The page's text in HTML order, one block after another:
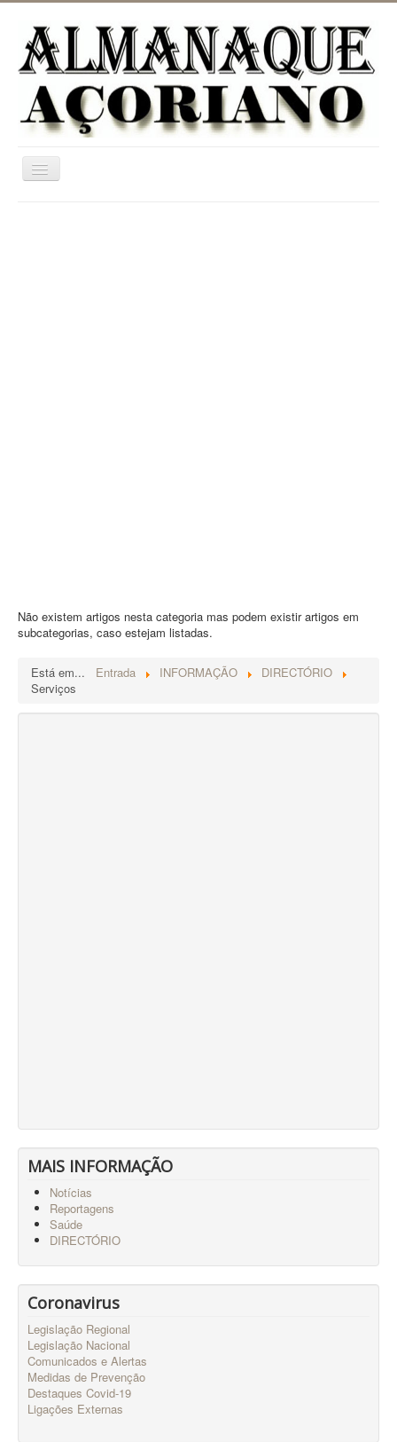
Ativar/Desativar
navegação
Não existem artigos nesta categoria mas podem existir artigos em
subcategorias, caso estejam listadas.
Está em... Entrada INFORMAÇÃO
DIRECTÓRIO
Serviços
MAIS INFORMAÇÃO
Notícias
Reportagens
Saúde
DIRECTÓRIO
Coronavirus
Legislação Regional
Legislação Nacional
Comunicados e Alertas
Medidas de Prevenção
Destaques Covid-19
Ligações Externas